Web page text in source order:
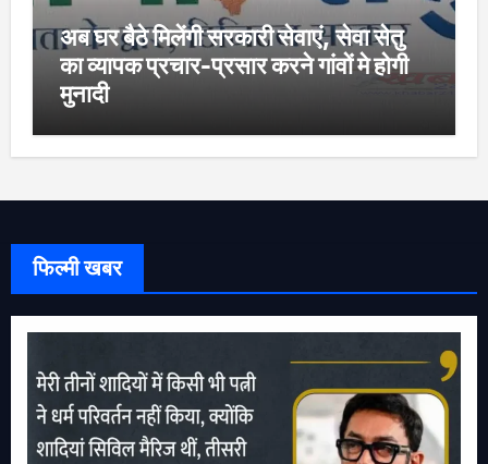
अब घर बैठे मिलेंगी सरकारी सेवाएं, सेवा सेतु
का व्यापक प्रचार-प्रसार करने गांवों मे होगी
मुनादी
फिल्मी खबर